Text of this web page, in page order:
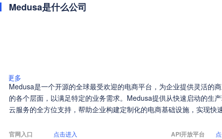
Medusa是什么公司
更多
Medusa是一个开源的全球最受欢迎的电商平台，为企业提供灵活的
的各个层面，以满足特定的业务需求。Medusa提供从快速启动的生
云服务的全方位支持，帮助企业构建定制化的电商基础设施，实现快
官网入口 点击进入 API开放平台